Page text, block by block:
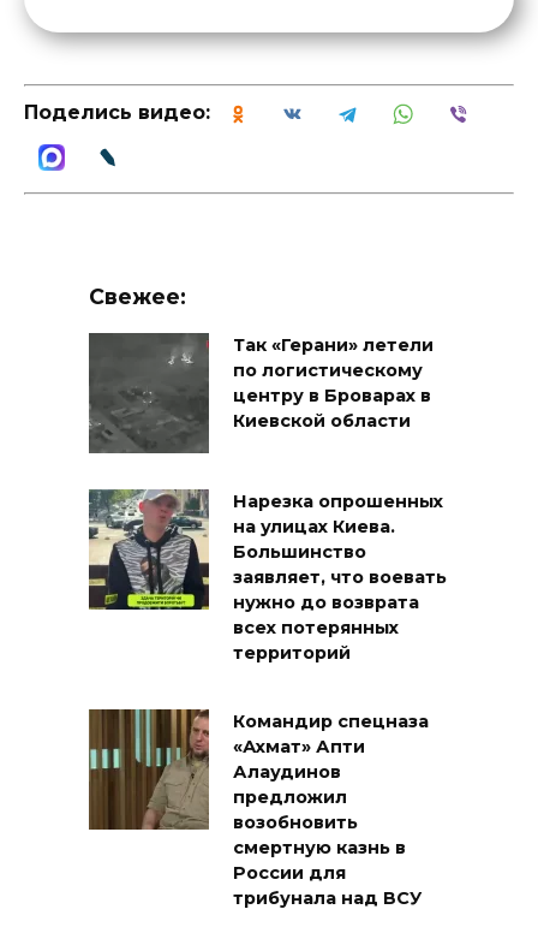
Поделись видео:
Свежее:
Так «Герани» летели
по логистическому
центру в Броварах в
Киевской области
Нарезка опрошенных
на улицах Киева.
Большинство
заявляет, что воевать
нужно до возврата
всех потерянных
территорий
Командир спецназа
«Ахмат» Апти
Алаудинов
предложил
возобновить
смертную казнь в
России для
трибунала над ВСУ